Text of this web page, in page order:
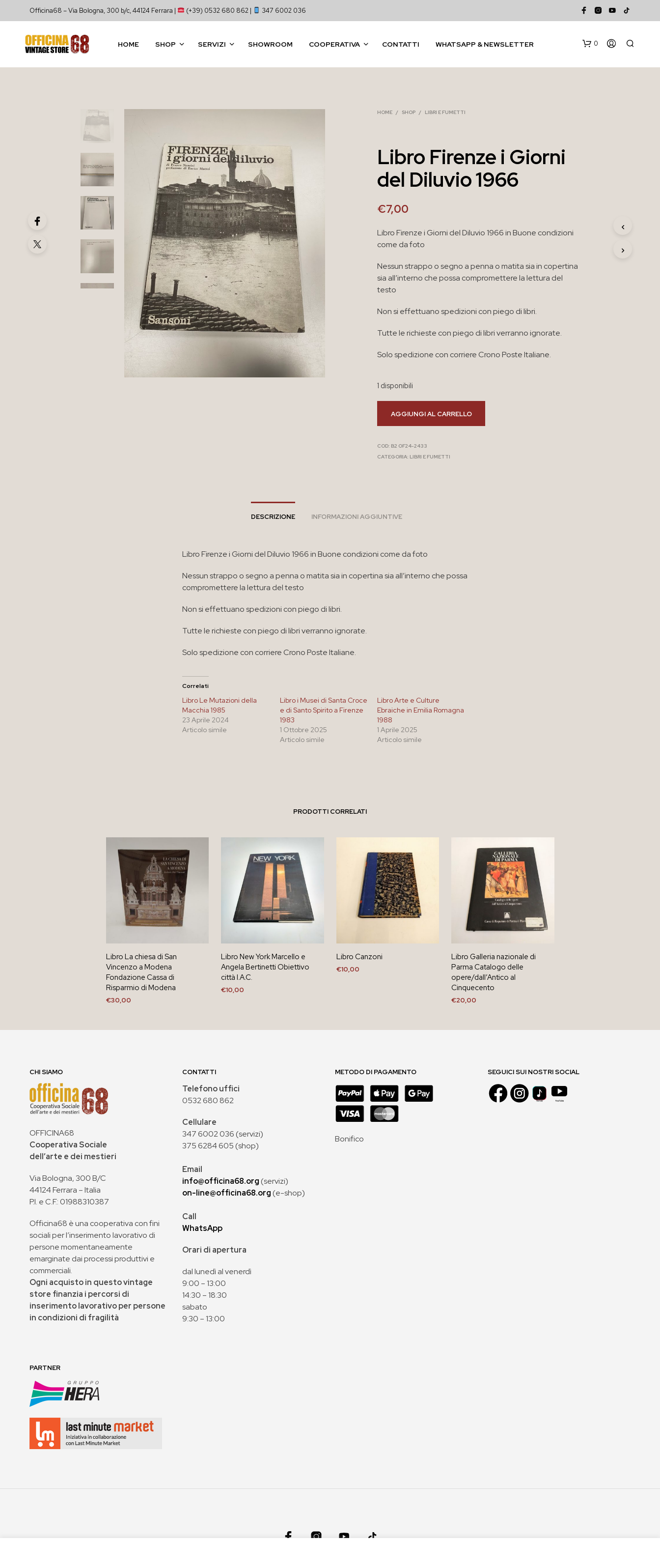
Officina68 – Via Bologna, 300 b/c, 44124 Ferrara | (+39) 0532 680 862 | 347 6002 036
HOME SHOP SERVIZI SHOWROOM COOPERATIVA CONTATTI WHATSAPP & NEWSLETTER 0
HOME / SHOP / LIBRI E FUMETTI
Libro Firenze i Giorni
del Diluvio 1966
€7,00
Libro Firenze i Giorni del Diluvio 1966 in Buone condizioni
come da foto
Nessun strappo o segno a penna o matita sia in copertina
sia all’interno che possa compromettere la lettura del
testo
Non si effettuano spedizioni con piego di libri.
Tutte le richieste con piego di libri verranno ignorate.
Solo spedizione con corriere Crono Poste Italiane.
1 disponibili
AGGIUNGI AL CARRELLO
COD: B2 OF24-2433
CATEGORIA: LIBRI E FUMETTI
DESCRIZIONE INFORMAZIONI AGGIUNTIVE
Libro Firenze i Giorni del Diluvio 1966 in Buone condizioni come da foto
Nessun strappo o segno a penna o matita sia in copertina sia all’interno che possa
compromettere la lettura del testo
Non si effettuano spedizioni con piego di libri.
Tutte le richieste con piego di libri verranno ignorate.
Solo spedizione con corriere Crono Poste Italiane.
Correlati
Libro Le Mutazioni della
Macchia 1985
23 Aprile 2024
Articolo simile
Libro i Musei di Santa Croce
e di Santo Spirito a Firenze
1983
1 Ottobre 2025
Articolo simile
Libro Arte e Culture
Ebraiche in Emilia Romagna
1988
1 Aprile 2025
Articolo simile
PRODOTTI CORRELATI
Libro La chiesa di San
Vincenzo a Modena
Fondazione Cassa di
Risparmio di Modena
€30,00
Libro New York Marcello e
Angela Bertinetti Obiettivo
città I.A.C.
€10,00
Libro Canzoni
€10,00
Libro Galleria nazionale di
Parma Catalogo delle
opere/dall’Antico al
Cinquecento
€20,00
CHI SIAMO
OFFICINA68
Cooperativa Sociale
dell’arte e dei mestieri
Via Bologna, 300 B/C
44124 Ferrara – Italia
P.I. e C.F.: 01988310387
Officina68 è una cooperativa con fini
sociali per l’inserimento lavorativo di
persone momentaneamente
emarginate dai processi produttivi e
commerciali.
Ogni acquisto in questo vintage
store finanzia i percorsi di
inserimento lavorativo per persone
in condizioni di fragilità
CONTATTI
Telefono uffici
0532 680 862
Cellulare
347 6002 036 (servizi)
375 6284 605 (shop)
Email
info@officina68.org(servizi)
on-line@officina68.org(e-shop)
Call
WhatsApp
Orari di apertura
dal lunedì al venerdì
9:00 – 13:00
14:30 – 18:30
sabato
9:30 – 13:00
METODO DI PAGAMENTO
Bonifico
SEGUICI SUI NOSTRI SOCIAL
PARTNER